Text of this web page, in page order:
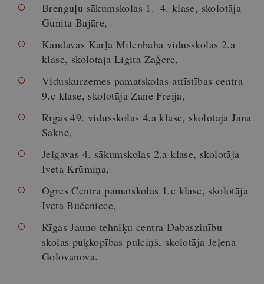
Brenguļu sākumskolas 1.–4. klase, skolotāja
Gunita Bajāre,
Kandavas Kārļa Mīlenbaha vidusskolas 2.a
klase, skolotāja Ligita Zāģere,
Viduskurzemes pamatskolas-attīstības centra
9.c klase, skolotāja Zane Freija,
Rīgas 49. vidusskolas 4.a klase, skolotāja Jana
Sakne,
Jelgavas 4. sākumskolas 2.a klase, skolotāja
Iveta Krūmiņa,
Ogres Centra pamatskolas 1.c klase, skolotāja
Iveta Bučeniece,
Rīgas Jauno tehniķu centra Dabaszinību
skolas puķkopības pulciņš, skolotāja Jeļena
Golovanova.